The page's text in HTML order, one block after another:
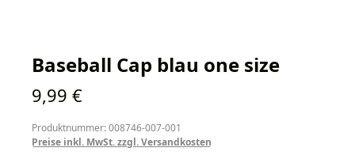
Baseball Cap blau one size
Regulärer Preis:
9,99 €
Produktnummer: 008746-007-001
Preise inkl. MwSt. zzgl. Versandkosten